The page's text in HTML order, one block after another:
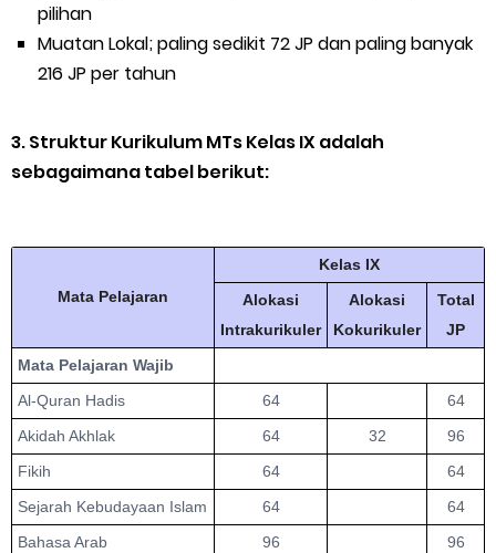
pilihan
Muatan Lokal; paling sedikit 72 JP dan paling banyak
216 JP per tahun
3. Struktur Kurikulum MTs Kelas IX adalah
sebagaimana tabel berikut:
Mata Pelajaran
Kelas IX
Alokasi
Intrakurikuler
Alokasi
Kokurikuler
Total
JP
Mata Pelajaran Wajib
Al-Quran Hadis
64
64
Akidah Akhlak
64 32
96
Fikih
64
64
Sejarah Kebudayaan Islam
64
64
Bahasa Arab
96
96